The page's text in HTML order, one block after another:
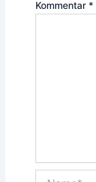
Kommentar *